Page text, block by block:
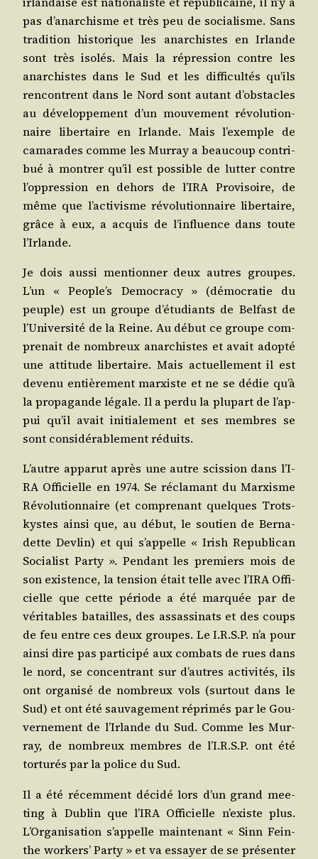
pas d’a­nar­chisme et très peu de socia­lisme. Sans
tra­di­tion his­to­rique les anar­chistes en Irlande
sont très iso­lés. Mais la répres­sion contre les
anar­chistes dans le Sud et les dif­fi­cul­tés qu’ils
ren­contrent dans le Nord sont autant d’obs­tacles
au déve­lop­pe­ment d’un mou­ve­ment révo­lu­tion­
naire liber­taire en Irlande. Mais l’exemple de
cama­rades comme les Mur­ray a beau­coup contri­
bué à mon­trer qu’il est pos­sible de lut­ter contre
l’op­pres­sion en dehors de l’I­RA Pro­vi­soire, de
même que l’ac­ti­visme révo­lu­tion­naire liber­taire,
grâce à eux, a acquis de l’in­fluence dans toute
l’Irlande.
Je dois aus­si men­tion­ner deux autres groupes.
L’un « Peo­ple’s Demo­cra­cy » (démo­cra­tie du
peuple) est un groupe d’é­tu­diants de Bel­fast de
l’U­ni­ver­si­té de la Reine. Au début ce groupe com­
pre­nait de nom­breux anar­chistes et avait adop­té
une atti­tude liber­taire. Mais actuel­le­ment il est
deve­nu entiè­re­ment mar­xiste et ne se dédie qu’à
la pro­pa­gande légale. Il a per­du la plu­part de l’ap­
pui qu’il avait ini­tia­le­ment et ses membres se
sont consi­dé­ra­ble­ment réduits.
L’autre appa­rut après une autre scis­sion dans l’I­
RA Offi­cielle en 1974. Se récla­mant du Mar­xisme
Révo­lu­tion­naire (et com­pre­nant quelques Trots­
kystes ain­si que, au début, le sou­tien de Ber­na­
dette Dev­lin) et qui s’ap­pelle « Irish Repu­bli­can
Socia­list Par­ty ». Pen­dant les pre­miers mois de
son exis­tence, la ten­sion était telle avec l’I­RA Offi­
cielle que cette période a été mar­quée par de
véri­tables batailles, des assas­si­nats et des coups
de feu entre ces deux groupes. Le I.R.S.P. n’a pour
ain­si dire pas par­ti­ci­pé aux com­bats de rues dans
le nord, se concen­trant sur d’autres acti­vi­tés, ils
ont orga­ni­sé de nom­breux vols (sur­tout dans le
Sud) et ont été sau­va­ge­ment répri­més par le Gou­
ver­ne­ment de l’Ir­lande du Sud. Comme les Mur­
ray, de nom­breux membres de l’I.R.S.P. ont été
tor­tu­rés par la police du Sud.
Il a été récem­ment déci­dé lors d’un grand mee­
ting à Dublin que l’I­RA Offi­cielle n’existe plus.
L’Or­ga­ni­sa­tion s’ap­pelle main­te­nant « Sinn Fein-
the wor­kers’ Par­ty » et va essayer de se pré­sen­ter